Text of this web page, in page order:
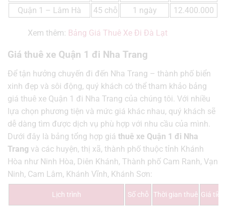
Quận 1 – Lâm Hà
45 chỗ 1 ngày 12.400.000
Xem thêm: Bảng Giá Thuê Xe Đi Đà Lạt
Giá thuê xe Quận 1 đi Nha Trang
Để tận hưởng chuyến đi đến Nha Trang – thành phố biển
xinh đẹp và sôi động, quý khách có thể tham khảo bảng
giá thuê xe Quận 1 đi Nha Trang của chúng tôi. Với nhiều
lựa chọn phương tiện và mức giá khác nhau, quý khách sẽ
dễ dàng tìm được dịch vụ phù hợp với nhu cầu của mình.
Dưới đây là bảng tổng hợp giá thuê xe Quận 1 đi Nha
Trang và các huyện, thị xã, thành phố thuộc tỉnh Khánh
Hòa như Ninh Hòa, Diên Khánh, Thành phố Cam Ranh, Vạn
Ninh, Cam Lâm, Khánh Vĩnh, Khánh Sơn:
Lịch trình Số chỗ Thời gian thuê Giá